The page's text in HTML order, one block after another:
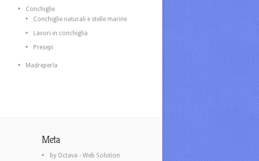
Conchiglie
Conchiglie naturali e stelle marine
Lavori in conchiglia
Presepi
Madreperla
Meta
by Octava - Web Solution